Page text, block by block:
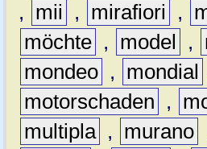
,
mii , mirafiori ,
möchte , model ,
mondeo , mondial
motorschaden
,
multipla , murano